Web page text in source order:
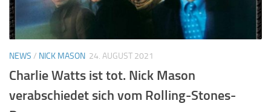
NEWS / NICK MASON 24. AUGUST 2021
Charlie Watts ist tot. Nick Mason
verabschiedet sich vom Rolling-Stones-